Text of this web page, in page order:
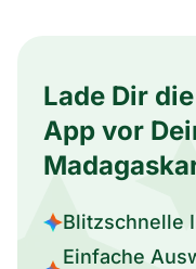
Lade Dir
App vor
Blitzschnelle
Einfache